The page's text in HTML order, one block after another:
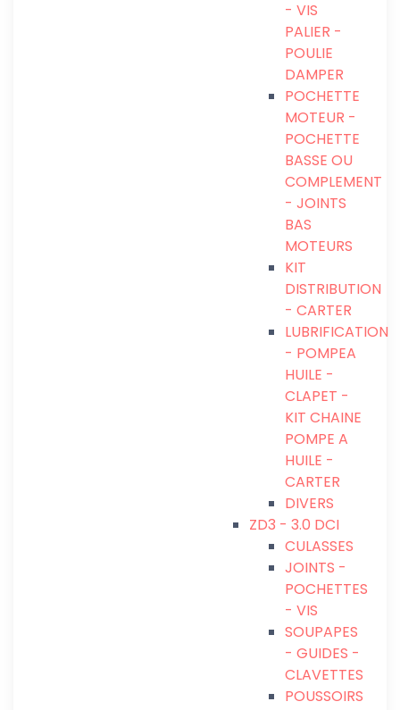
- VIS
PALIER -
POULIE
DAMPER
POCHETTE
MOTEUR -
POCHETTE
BASSE OU
COMPLEMENT
- JOINTS
BAS
MOTEURS
KIT
DISTRIBUTION
- CARTER
LUBRIFICATION
- POMPEA
HUILE -
CLAPET -
KIT CHAINE
POMPE A
HUILE -
CARTER
DIVERS
ZD3 - 3.0 DCI
CULASSES
JOINTS -
POCHETTES
- VIS
SOUPAPES
- GUIDES -
CLAVETTES
POUSSOIRS